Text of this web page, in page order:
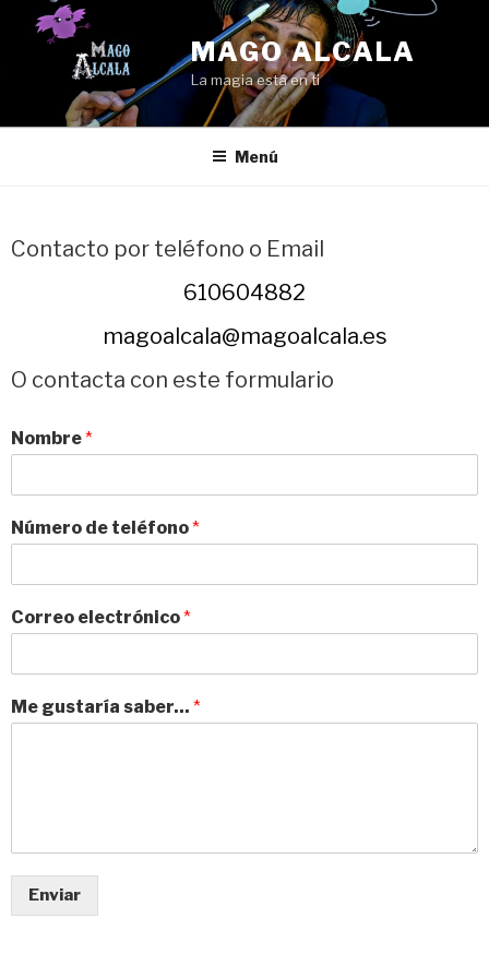
MAGO ALCALA
La magia está en ti
Menú
Contacto por teléfono o Email
610604882
magoalcala@magoalcala.es
O contacta con este formulario
Nombre*
Número de teléfono*
Correo electrónico*
Me gustaría saber... *
Enviar